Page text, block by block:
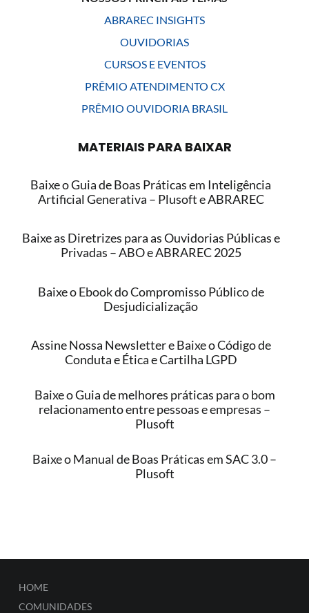
ABRAREC INSIGHTS
OUVIDORIAS
CURSOS E EVENTOS
PRÊMIO ATENDIMENTO CX
PRÊMIO OUVIDORIA BRASIL
MATERIAIS PARA BAIXAR
Baixe o Guia de Boas Práticas em Inteligência
Artificial Generativa – Plusoft e ABRAREC
Baixe as Diretrizes para as Ouvidorias Públicas e
Privadas – ABO e ABRAREC 2025
Baixe o Ebook do Compromisso Público de
Desjudicialização
Assine Nossa Newsletter e Baixe o Código de
Conduta e Ética e Cartilha LGPD
Baixe o Guia de melhores práticas para o bom
relacionamento entre pessoas e empresas –
Plusoft
Baixe o Manual de Boas Práticas em SAC 3.0 –
Plusoft
HOME
COMUNIDADES